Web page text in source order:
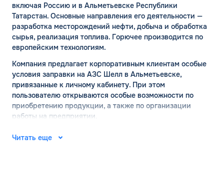
включая Россию и в Альметьевске Республики
Татарстан. Основные направления его деятельности —
разработка месторождений нефти, добыча и обработка
сырья, реализация топлива. Горючее производится по
европейским технологиям.
Компания предлагает корпоративным клиентам особые
условия заправки на АЗС Шелл в Альметьевске,
привязанные к личному кабинету. При этом
пользователю открываются особые возможности по
приобретению продукции, а также по организации
работы на предприятии.
АЗС ШЕЛЛ в Альметьевске:
Читать еще